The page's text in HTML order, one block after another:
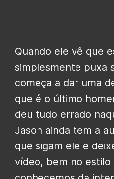
Quando ele vê que
simplesmente puxa
começa a dar uma
que é o último
deu tudo errado
Jason ainda tem a
que sigam ele e
vídeo, bem no estilo